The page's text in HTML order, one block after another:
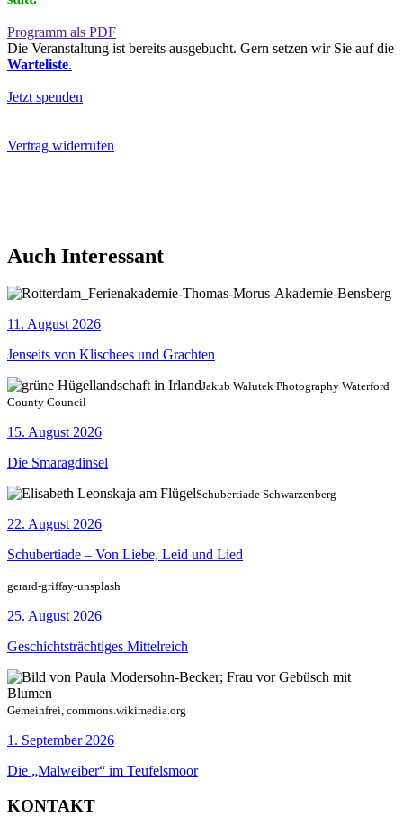
Programm als PDF
Die Veranstaltung ist bereits ausgebucht. Gern setzen wir Sie auf die
Warteliste.
Jetzt spenden
Vertrag widerrufen
Auch Interessant
11. August 2026
Jenseits von Klischees und Grachten
Jakub Walutek Photography Waterford
County Council
15. August 2026
Die Smaragdinsel
Schubertiade Schwarzenberg
22. August 2026
Schubertiade – Von Liebe, Leid und Lied
gerard-griffay-unsplash
25. August 2026
Geschichtsträchtiges Mittelreich
Gemeinfrei, commons.wikimedia.org
1. September 2026
Die „Malweiber“ im Teufelsmoor
KONTAKT